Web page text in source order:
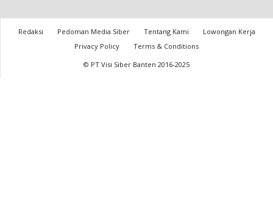
Redaksi Pedoman Media Siber Tentang Kami
Lowongan Kerja
Privacy Policy
Terms & Conditions
© PT Visi Siber Banten 2016-2025